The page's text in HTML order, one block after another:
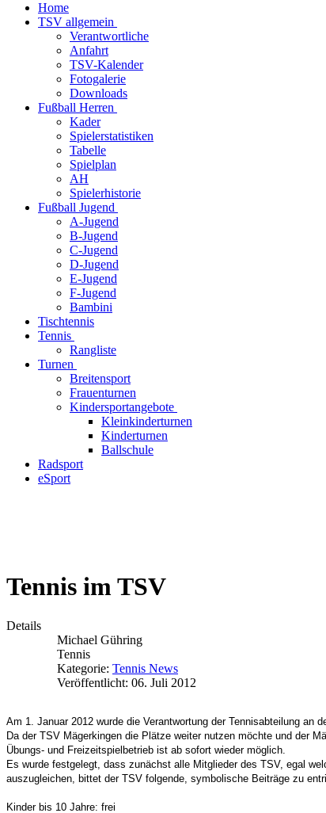
Home
TSV allgemein
Verantwortliche
Anfahrt
TSV-Kalender
Fotogalerie
Downloads
Fußball Herren
Kader
Spielerstatistiken
Tabelle
Spielplan
AH
Spielerhistorie
Fußball Jugend
A-Jugend
B-Jugend
C-Jugend
D-Jugend
E-Jugend
F-Jugend
Bambini
Tischtennis
Tennis
Rangliste
Turnen
Breitensport
Frauenturnen
Kindersportangebote
Kleinkinderturnen
Kinderturnen
Ballschule
Radsport
eSport
Tennis im TSV
Details
Michael Gühring
Tennis
Kategorie: Tennis News
Veröffentlicht: 06. Juli 2012
Am 1. Januar 2012 wurde die Verantwortung der Tennisabteilung an
Da der TSV Mägerkingen die Plätze weiter nutzen möchte und der
Übungs- und Freizeitspielbetrieb ist ab sofort wieder möglich.
Es wurde festgelegt, dass zunächst alle Mitglieder des TSV, egal
auszugleichen, bittet der TSV folgende, symbolische Beiträge zu
Kinder bis 10 Jahre: frei